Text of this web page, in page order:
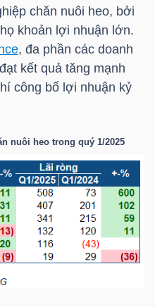
chăn nuôi heo, bởi
khoản lợi nhuận lớn.
, đa phần các doanh
kết quả tăng mạnh
công bố lợi nhuận kỷ
nuôi heo trong quý 1/2025